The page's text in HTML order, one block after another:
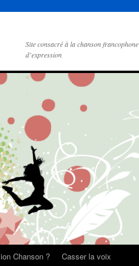
Site consacré à la chanson francophone
d’expression
Chanson ?
Casser la voix